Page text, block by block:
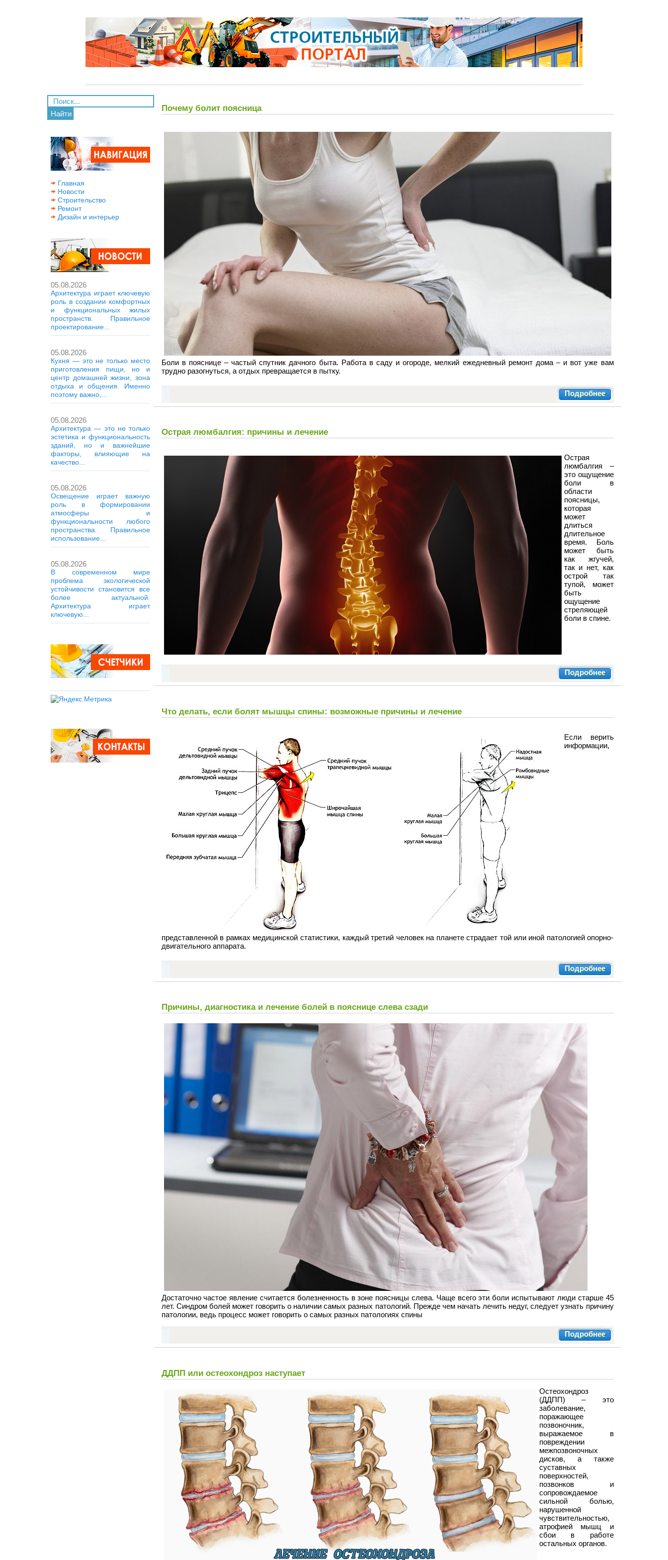
Найти
Главная
Новости
Строительство
Ремонт
Дизайн и интерьер
05.08.2026
Архитектура играет ключевую
роль в создании комфортных
и функциональных жилых
пространств. Правильное
проектирование...
05.08.2026
Кухня — это не только место
приготовления пищи, но и
центр домашней жизни, зона
отдыха и общения. Именно
поэтому важно,...
05.08.2026
Архитектура — это не только
эстетика и функциональность
зданий, но и важнейшие
факторы, влияющие на
качество...
05.08.2026
Освещение играет важную
роль в формировании
атмосферы и
функциональности любого
пространства. Правильное
использование...
05.08.2026
В современном мире
проблема экологической
устойчивости становится все
более актуальной.
Архитектура играет
ключевую...
Почему болит поясница
Боли в пояснице – частый спутник дачного быта. Работа в саду и огороде, мелкий ежедневный ремонт дома – и вот уже вам
трудно разогнуться, а отдых превращается в пытку.
Подробнее
Острая люмбалгия: причины и лечение
Острая
люмбалгия –
это ощущение
боли в
области
поясницы,
которая
может
длиться
длительное
время. Боль
может быть
как жгучей,
так и нет, как
острой так
тупой, может
быть
ощущение
стреляющей
боли в спине.
Подробнее
Что делать, если болят мышцы спины: возможные причины и лечение
Если верить
информации,
представленной в рамках медицинской статистики, каждый третий человек на планете страдает той или иной патологией опорно-
двигательного аппарата.
Подробнее
Причины, диагностика и лечение болей в пояснице слева сзади
Достаточно частое явление считается болезненность в зоне поясницы слева. Чаще всего эти боли испытывают люди старше 45
лет. Синдром болей может говорить о наличии самых разных патологий. Прежде чем начать лечить недуг, следует узнать причину
патологии, ведь процесс может говорить о самых разных патологиях спины
Подробнее
ДДПП или остеохондроз наступает
Остеохондроз
(ДДПП) – это
заболевание,
поражающее
позвоночник,
выражаемое
в
повреждении
межпозвоночных
дисков, а
также
суставных
поверхностей,
позвонков
и
сопровождаемое
сильной
болью,
нарушенной
чувствительностью,
атрофией
мышц
и
сбои
в
работе
остальных органов.